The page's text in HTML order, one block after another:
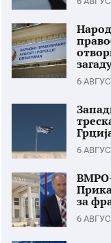
6
6
за
6